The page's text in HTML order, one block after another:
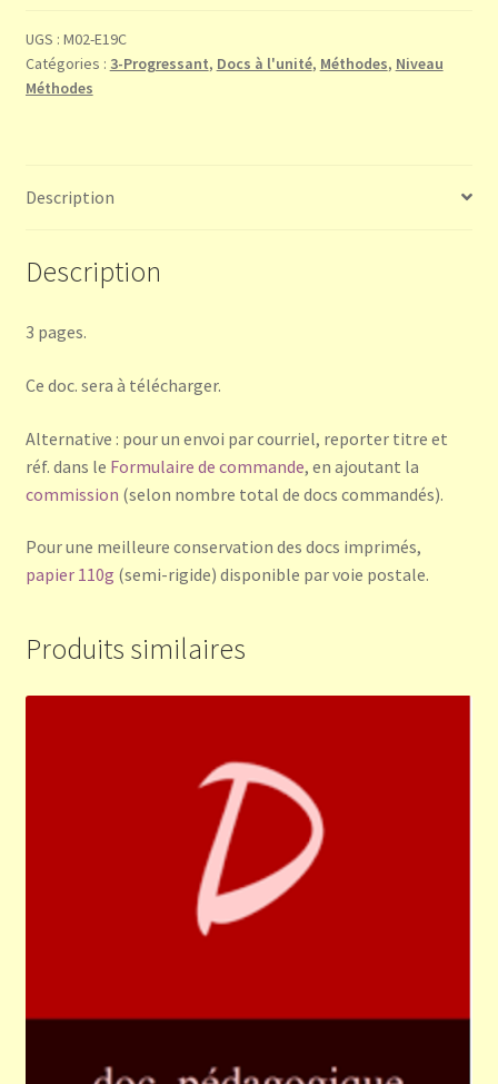
à
la
cithare
UGS : M02-E19C
Catégories : 3-Progressant, Docs à l'unité, Méthodes, Niveau
Méthodes
Description
Description
3 pages.
Ce doc. sera à télécharger.
Alternative : pour un envoi par courriel, reporter titre et
réf. dans le Formulaire de commande, en ajoutant la
commission (selon nombre total de docs commandés).
Pour une meilleure conservation des docs imprimés,
papier 110g (semi-rigide) disponible par voie postale.
Produits similaires